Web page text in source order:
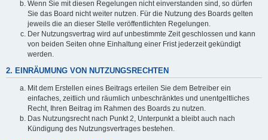
Wenn Sie mit diesen Regelungen nicht einverstanden sind, so dürfen
Sie das Board nicht weiter nutzen. Für die Nutzung des Boards gelten
jeweils die an dieser Stelle veröffentlichten Regelungen.
Der Nutzungsvertrag wird auf unbestimmte Zeit geschlossen und kann
von beiden Seiten ohne Einhaltung einer Frist jederzeit gekündigt
werden.
2. EINRÄUMUNG VON NUTZUNGSRECHTEN
Mit dem Erstellen eines Beitrags erteilen Sie dem Betreiber ein
einfaches, zeitlich und räumlich unbeschränktes und unentgeltliches
Recht, Ihren Beitrag im Rahmen des Boards zu nutzen.
Das Nutzungsrecht nach Punkt 2, Unterpunkt a bleibt auch nach
Kündigung des Nutzungsvertrages bestehen.